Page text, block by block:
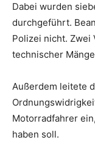
Dabei wurden
durchgeführt.
Polizei nicht. Zwei
technischer
Außerdem leitete
Motorradfahrer
haben soll.